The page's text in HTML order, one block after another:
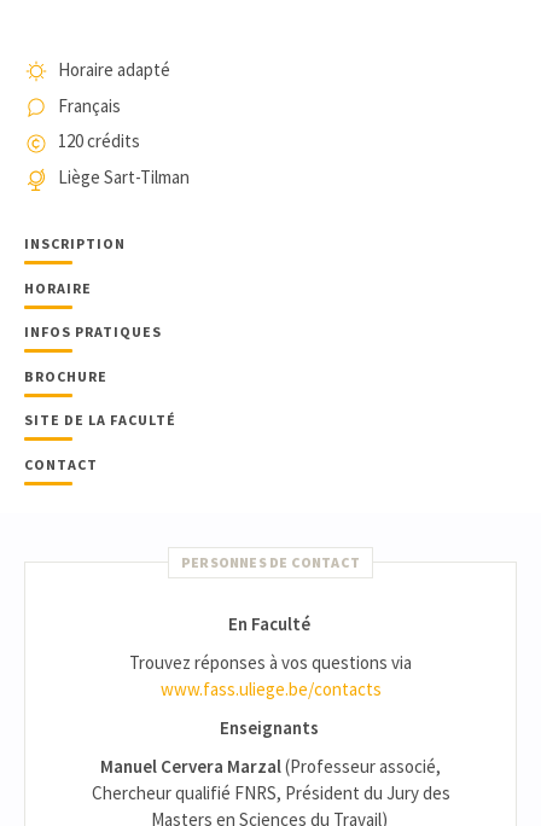
Horaire adapté
Français
120 crédits
Liège Sart-Tilman
INSCRIPTION
HORAIRE
INFOS PRATIQUES
BROCHURE
SITE DE LA FACULTÉ
CONTACT
PERSONNES DE CONTACT
En Faculté
Trouvez réponses à vos questions via
www.fass.uliege.be/contacts
Enseignants
Manuel Cervera Marzal(Professeur associé,
Chercheur qualifié FNRS, Président du Jury des
Masters en Sciences du Travail)